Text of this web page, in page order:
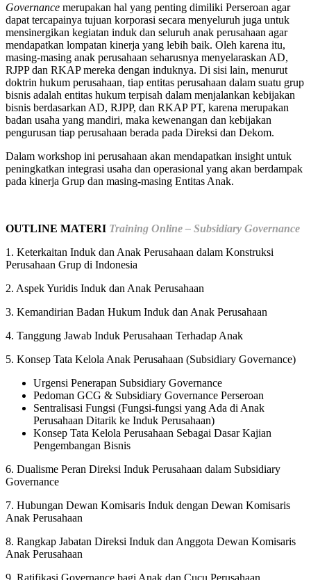
Governance merupakan hal yang penting dimiliki Perseroan agar
dapat tercapainya tujuan korporasi secara menyeluruh juga untuk
mensinergikan kegiatan induk dan seluruh anak perusahaan agar
mendapatkan lompatan kinerja yang lebih baik. Oleh karena itu,
masing-masing anak perusahaan seharusnya menyelaraskan AD,
RJPP dan RKAP mereka dengan induknya. Di sisi lain, menurut
doktrin hukum perusahaan, tiap entitas perusahaan dalam suatu grup
bisnis adalah entitas hukum terpisah dalam menjalankan kebijakan
bisnis berdasarkan AD, RJPP, dan RKAP PT, karena merupakan
badan usaha yang mandiri, maka kewenangan dan kebijakan
pengurusan tiap perusahaan berada pada Direksi dan Dekom.
Dalam workshop ini perusahaan akan mendapatkan insight untuk
peningkatkan integrasi usaha dan operasional yang akan berdampak
pada kinerja Grup dan masing-masing Entitas Anak.
OUTLINE MATERI Training Online – Subsidiary Governance
1. Keterkaitan Induk dan Anak Perusahaan dalam Konstruksi
Perusahaan Grup di Indonesia
2. Aspek Yuridis Induk dan Anak Perusahaan
3. Kemandirian Badan Hukum Induk dan Anak Perusahaan
4. Tanggung Jawab Induk Perusahaan Terhadap Anak
5. Konsep Tata Kelola Anak Perusahaan (Subsidiary Governance)
Urgensi Penerapan Subsidiary Governance
Pedoman GCG & Subsidiary Governance Perseroan
Sentralisasi Fungsi (Fungsi-fungsi yang Ada di Anak
Perusahaan Ditarik ke Induk Perusahaan)
Konsep Tata Kelola Perusahaan Sebagai Dasar Kajian
Pengembangan Bisnis
6. Dualisme Peran Direksi Induk Perusahaan dalam Subsidiary
Governance
7. Hubungan Dewan Komisaris Induk dengan Dewan Komisaris
Anak Perusahaan
8. Rangkap Jabatan Direksi Induk dan Anggota Dewan Komisaris
Anak Perusahaan
9. Ratifikasi Governance bagi Anak dan Cucu Perusahaan